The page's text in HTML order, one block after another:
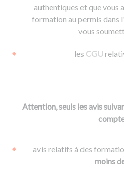
authentiques et que vous
formation au permis dans
vous
les CGU
Attention, seuls les avis
avis relatifs à des
moins